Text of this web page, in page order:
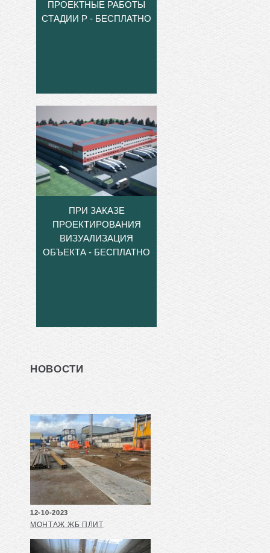
ПРОЕКТНЫЕ РАБОТЫ
СТАДИИ Р - БЕСПЛАТНО
ПРИ ЗАКАЗЕ
ПРОЕКТИРОВАНИЯ
ВИЗУАЛИЗАЦИЯ
ОБЪЕКТА - БЕСПЛАТНО
НОВОСТИ
12-10-2023
МОНТАЖ ЖБ ПЛИТ